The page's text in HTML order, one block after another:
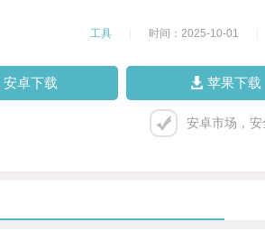
工具 时间：2025-10-01
安卓下载 苹果下载
安卓市场，安